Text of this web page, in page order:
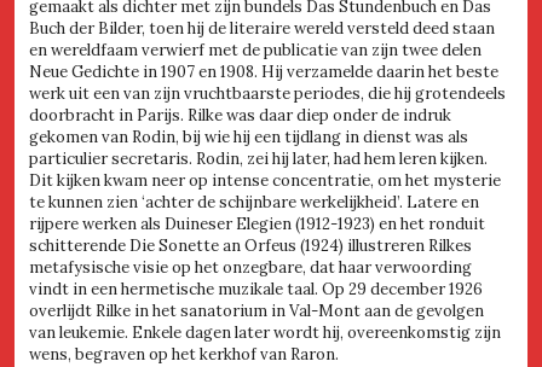
gemaakt als dichter met zijn bundels Das Stundenbuch en Das
Buch der Bilder, toen hij de literaire wereld versteld deed staan
en wereldfaam verwierf met de publicatie van zijn twee delen
Neue Gedichte in 1907 en 1908. Hij verzamelde daarin het beste
werk uit een van zijn vruchtbaarste periodes, die hij grotendeels
doorbracht in Parijs. Rilke was daar diep onder de indruk
gekomen van Rodin, bij wie hij een tijdlang in dienst was als
particulier secretaris. Rodin, zei hij later, had hem leren kijken.
Dit kijken kwam neer op intense concentratie, om het mysterie
te kunnen zien ‘achter de schijnbare werkelijkheid’. Latere en
rijpere werken als Duineser Elegien (1912-1923) en het ronduit
schitterende Die Sonette an Orfeus (1924) illustreren Rilkes
metafysische visie op het onzegbare, dat haar verwoording
vindt in een hermetische muzikale taal. Op 29 december 1926
overlijdt Rilke in het sanatorium in Val-Mont aan de gevolgen
van leukemie. Enkele dagen later wordt hij, overeenkomstig zijn
wens, begraven op het kerkhof van Raron.